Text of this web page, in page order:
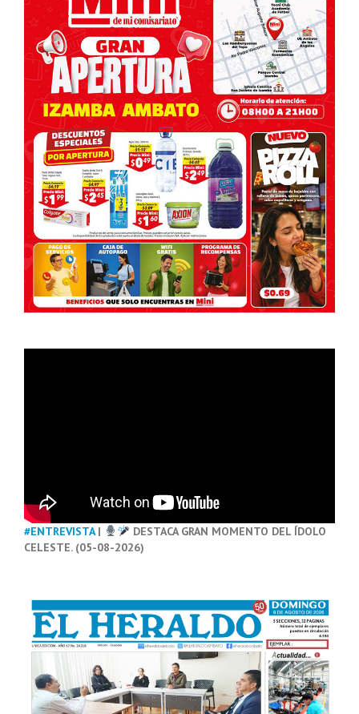
#ENTREVISTA|
DESTACA GRAN MOMENTO DEL ÍDOLO
CELESTE. (05-08-2026)